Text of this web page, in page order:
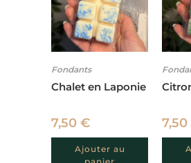
Fondants
Chalet en Laponie
7,50 €
Ajouter au
7,50